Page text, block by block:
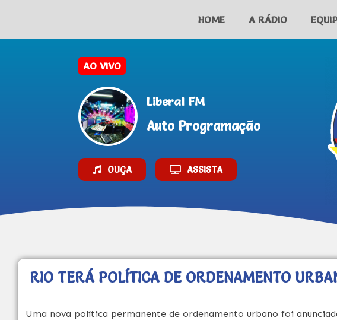
HOME A RÁDIO
Liberal FM
Auto Programação
OUÇA ASSISTA
RIO TERÁ POLÍTICA DE ORDENAMENTO
Uma nova política permanente de ordenamento urbano foi